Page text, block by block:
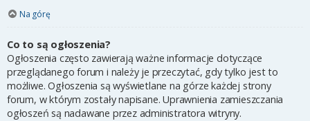
Na górę
Co to są ogłoszenia?
Ogłoszenia często zawierają ważne informacje dotyczące
przeglądanego forum i należy je przeczytać, gdy tylko jest to
możliwe. Ogłoszenia są wyświetlane na górze każdej strony
forum, w którym zostały napisane. Uprawnienia zamieszczania
ogłoszeń są nadawane przez administratora witryny.